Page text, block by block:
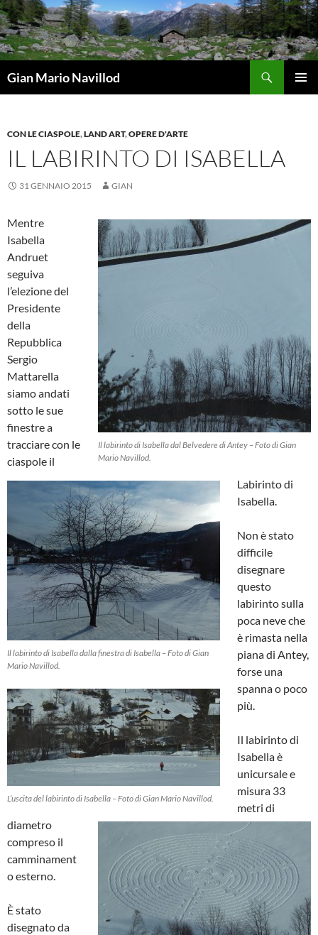
Vai
al
contenuto
Gian Mario Navillod
CON LE CIASPOLE,LAND ART,OPERE D'ARTE
IL LABIRINTO DI ISABELLA
31 GENNAIO 2015 GIAN
Il labirinto di Isabella dal Belvedere di Antey – Foto di Gian
Mario Navillod.
Il labirinto di Isabella dalla finestra di Isabella – Foto di Gian
Mario Navillod.
L’uscita del labirinto di Isabella – Foto di Gian Mario Navillod.
Mentre
Isabella
Andruet
seguiva
l’elezione del
Presidente
della
Repubblica
Sergio
Mattarella
siamo andati
sotto le sue
finestre a
tracciare con le
ciaspole il
Labirinto di
Isabella.
Non è stato
difficile
disegnare
questo
labirinto sulla
poca neve che
è rimasta nella
piana di Antey,
forse una
spanna o poco
più.
Il labirinto di
Isabella è
unicursale e
misura 33
metri di
diametro
compreso il
camminament
o esterno.
È stato
disegnato da